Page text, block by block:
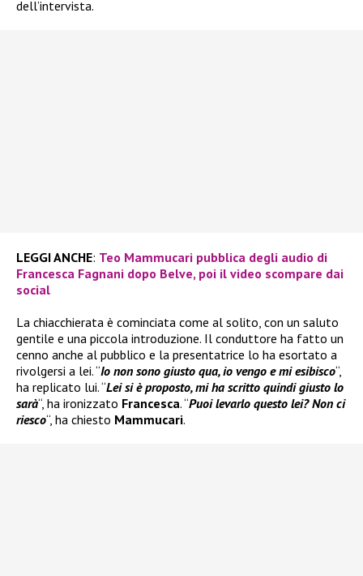
dell’intervista.
LEGGI ANCHE: Teo Mammucari pubblica degli audio di
Francesca Fagnani dopo Belve, poi il video scompare dai
social
La chiacchierata è cominciata come al solito, con un saluto
gentile e una piccola introduzione. Il conduttore ha fatto un
cenno anche al pubblico e la presentatrice lo ha esortato a
rivolgersi a lei. “Io non sono giusto qua, io vengo e mi esibisco“,
ha replicato lui. “Lei si è proposto, mi ha scritto quindi giusto lo
sarà“, ha ironizzato Francesca. “Puoi levarlo questo lei? Non ci
riesco“, ha chiesto Mammucari.